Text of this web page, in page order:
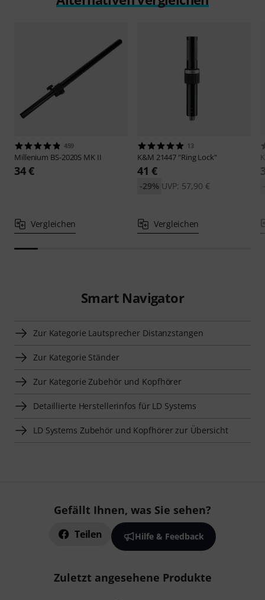
459
Millenium BS-2020S MK II
34 €
Vergleichen
13
K&M 21447 "Ring Lock"
41 €
UVP: 57,90 €
-29%
Vergleichen
Smart Navigator
Zur Kategorie Lautsprecher Distanzstangen
Zur Kategorie Ständer
Zur Kategorie Zubehör und Kopfhörer
Detaillierte Herstellerinfos für LD Systems
LD Systems Zubehör und Kopfhörer zur Übersicht
Gefällt Ihnen, was Sie sehen?
Teilen Hilfe & Feedback
Zuletzt angesehene Produkte